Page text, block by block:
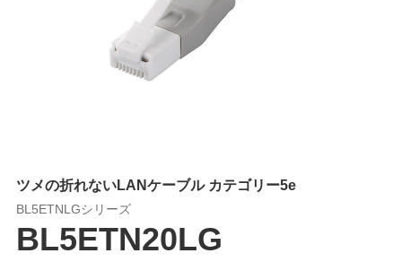
ツメの折れないLANケーブル カテゴリー5e
BL5ETNLGシリーズ
BL5ETN20LG